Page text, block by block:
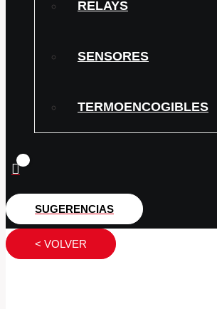
RELAYS
SENSORES
TERMOENCOGIBLES
SUGERENCIAS
< VOLVER